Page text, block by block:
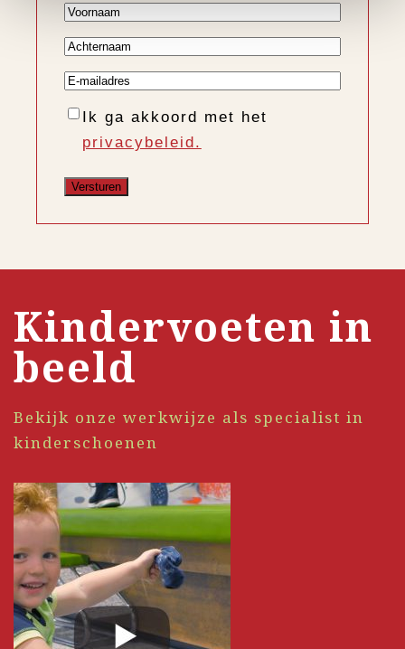
Voornaam
Achternaam
E-
mailadres
Instemming
Ik ga akkoord met het
privacybeleid.
Kindervoeten in
beeld
Bekijk onze werkwijze als specialist in
kinderschoenen